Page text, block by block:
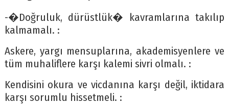
-�Doğruluk, dürüstlük� kavramlarına takılıp
kalmamalı. :
Askere, yargı mensuplarına, akademisyenlere ve
tüm muhaliflere karşı kalemi sivri olmalı. :
Kendisini okura ve vicdanına karşı değil, iktidara
karşı sorumlu hissetmeli. :